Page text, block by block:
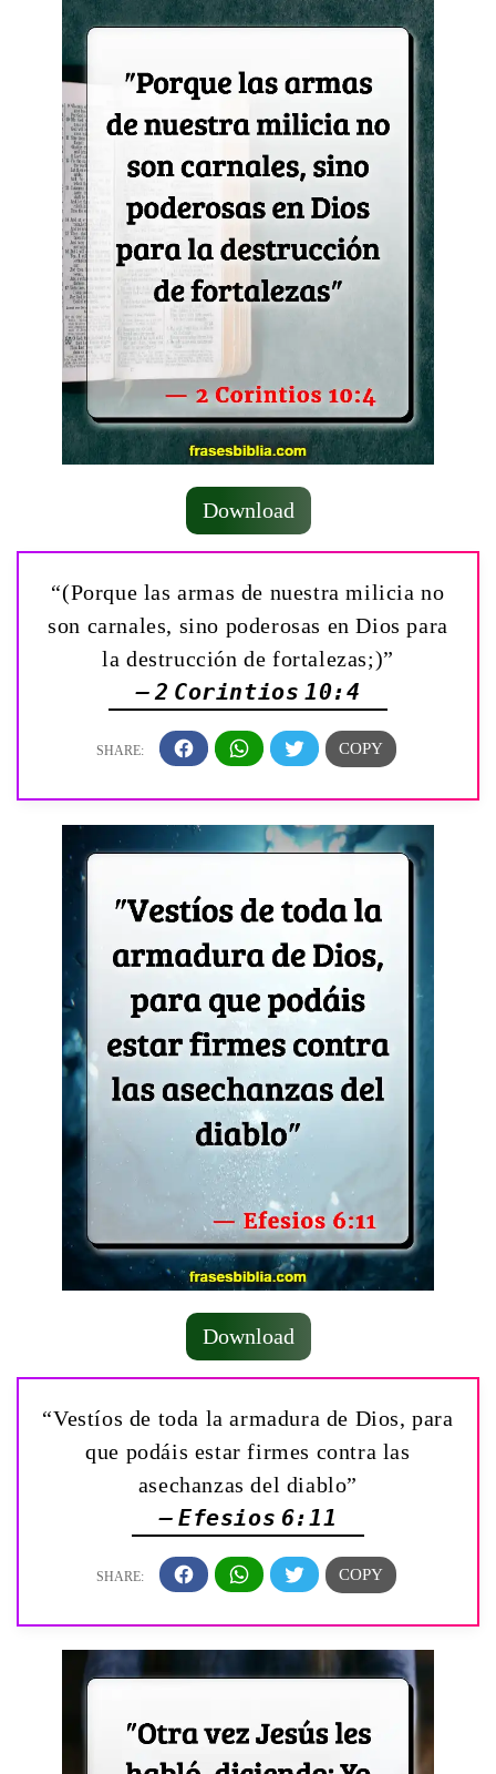
Download
“(Porque las armas de nuestra milicia no
son carnales, sino poderosas en Dios para
la destrucción de fortalezas;)”
— 2 Corintios 10:4
Download
“Vestíos de toda la armadura de Dios, para
que podáis estar firmes contra las
asechanzas del diablo”
— Efesios 6:11